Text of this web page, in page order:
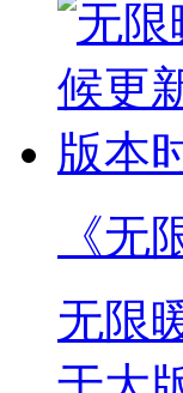
《
无限